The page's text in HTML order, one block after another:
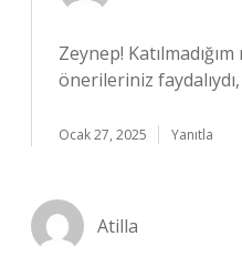
Zeynep!
önerileriniz faydalıydı,
Ocak 27, 2025 Yanıtla
Atilla